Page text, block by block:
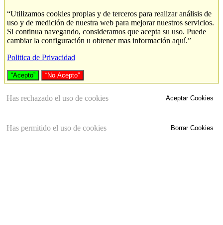
“Utilizamos cookies propias y de terceros para realizar análisis de
uso y de medición de nuestra web para mejorar nuestros servicios.
Si continua navegando, consideramos que acepta su uso. Puede
cambiar la configuración u obtener mas información aquí.”
Politica de Privacidad
“Acepto” “No Acepto”
Aceptar Cookies
Has rechazado el uso de cookies
Borrar Cookies
Has permitido el uso de cookies